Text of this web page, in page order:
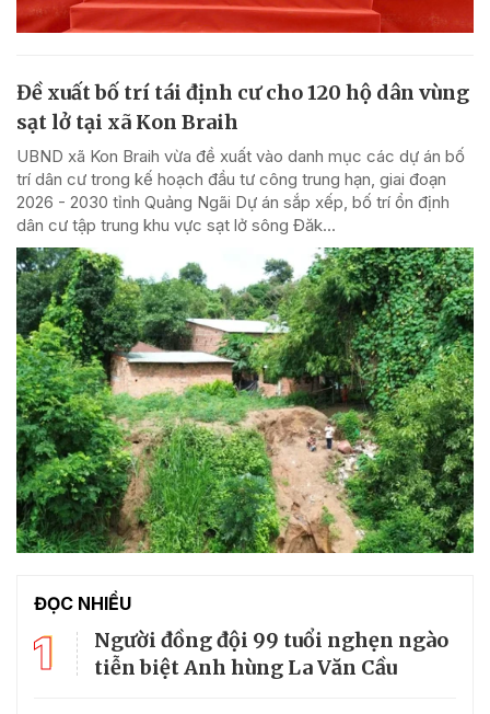
Đề xuất bố trí tái định cư cho 120 hộ dân vùng
sạt lở tại xã Kon Braih
UBND xã Kon Braih vừa đề xuất vào danh mục các dự án bố
trí dân cư trong kế hoạch đầu tư công trung hạn, giai đoạn
2026 - 2030 tỉnh Quảng Ngãi Dự án sắp xếp, bố trí ổn định
dân cư tập trung khu vực sạt lở sông Đăk...
ĐỌC NHIỀU
1
Người đồng đội 99 tuổi nghẹn ngào
tiễn biệt Anh hùng La Văn Cầu